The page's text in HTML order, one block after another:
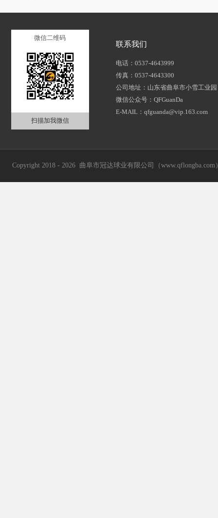
微信二维码
扫描加我微信
联系我们
电话：0537-4643999
传真：0537-4643300
公司地址：山东省曲阜市小雪工业园
微信公众号：QFGuanDa
E-MAIL：qfguanda@vip.163.com
Copyright 2018 - 2026 曲阜市冠达球业有限公司（www.qflongba.com